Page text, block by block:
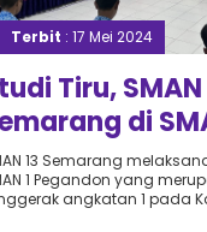
Terbit : 17 Mei 2024
Tiru, SMAN
di
13 Semarang
1 Pegandon yang
angkatan 1 pada